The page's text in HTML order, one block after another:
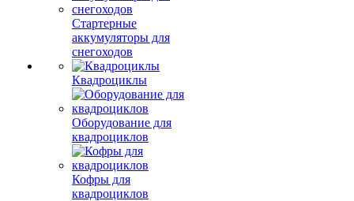
Стартерные
аккумуляторы для
снегоходов
Квадроциклы
Оборудование для
квадроциклов
Кофры для
квадроциклов